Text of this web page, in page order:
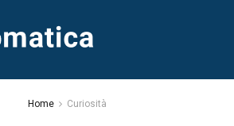
Home Curiosità